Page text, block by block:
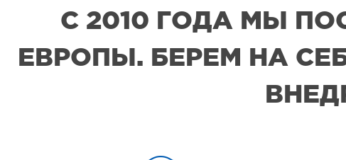
С 2010 ГОДА МЫ
ЕВРОПЫ. БЕРЕМ НА